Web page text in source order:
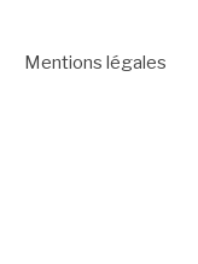
Mentions légales